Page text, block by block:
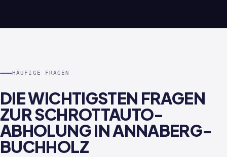
HÄUFIGE FRAGEN
DIE WICHTIGSTEN FRAGEN
ZUR SCHROTTAUTO-
ABHOLUNG IN ANNABERG-
BUCHHOLZ